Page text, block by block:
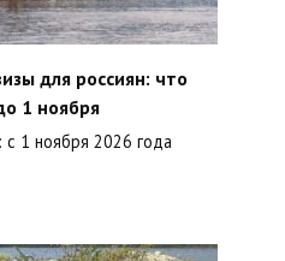
для россиян: что
1 ноября
1 ноября 2026 года